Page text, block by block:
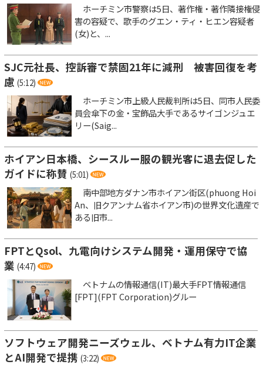
ホーチミン市警察は5日、著作権・著作隣接権侵
害の容疑で、歌手のグエン・ティ・ヒエン容疑者
(女)と、...
SJC元社長、控訴審で禁固21年に減刑 被害回復を考
慮 (5:12)
ホーチミン市上級人民裁判所は5日、同市人民委
員会傘下の金・宝飾品大手であるサイゴンジュエ
リー(Saig...
ホイアン日本橋、シースルー服の観光客に退去促した
ガイドに称賛 (5:01)
南中部地方ダナン市ホイアン街区(phuong Hoi
An、旧クアンナム省ホイアン市)の世界文化遺産で
ある旧市...
FPTとQsol、九電向けシステム開発・運用保守で協
業 (4:47)
ベトナムの情報通信(IT)最大手FPT情報通信
[FPT](FPT Corporation)グルー
ソフトウェア開発ニーズウェル、ベトナム有力IT企業
とAI開発で提携 (3:22)